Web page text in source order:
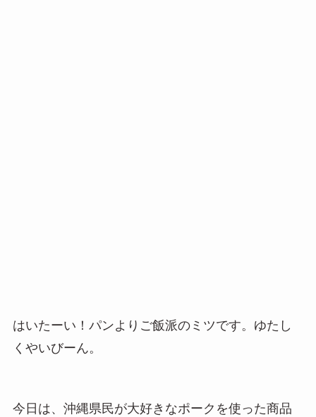
はいたーい！パンよりご飯派のミツです。ゆたし
くやいびーん。
今日は、沖縄県民が大好きなポークを使った商品